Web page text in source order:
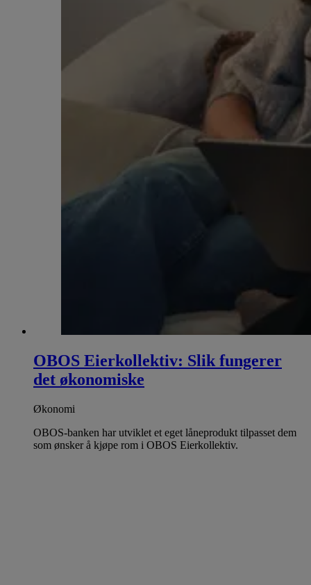
OBOS Eierkollektiv: Slik fungerer
det økonomiske
Økonomi
OBOS-banken har utviklet et eget låneprodukt tilpasset dem
som ønsker å kjøpe rom i OBOS Eierkollektiv.